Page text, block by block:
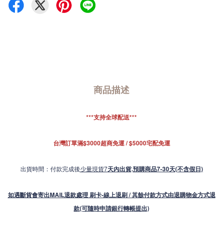
商品描述
***支持全球配送***
台灣訂單滿$3000超商免運 / $5000宅配免運
出貨時間：付款完成後少量現貨7天內出貨.預購商品7-30天(不含假日)
如遇斷貨會寄出MAIL退款處理 刷卡-線上退刷 / 其餘付款方式由退購物金方式退
款(可隨時申請銀行轉帳提出)